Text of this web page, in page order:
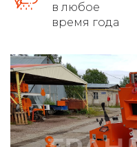
осуществляет доставку
монтаж свайно-
демонтаж свайных
установка винтовых
в любое
время года